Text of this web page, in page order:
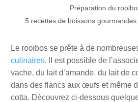
Préparation du
5 recettes de boissons
Le rooibos se prête à de
culinaires. Il est possible de
vache, du lait d’amande, du lait de
dans des flancs aux œufs et même
cotta. Découvrez ci-dessous